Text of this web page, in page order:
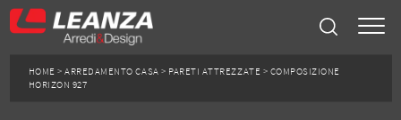
HOME >ARREDAMENTO CASA > PARETI ATTREZZATE > COMPOSIZIONE
HORIZON 927